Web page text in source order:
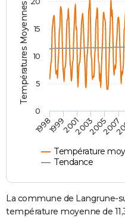
Destinations
City break
Voyage nature
Voyage de noces
Forum
Climat
PHOTO
GUIDES D'ACHAT
BONS PLANS
CARTE DE VOEUX
Carte de Noël
Carte Bonne année
Carte Saint-Valentin
Carte Pâques
Carte d'anniversaire
DICTIONNAIRE
Dictionnaire
Biographies
Citations
Expressions
Proverbes
PROGRAMME TV
COPAINS D'AVANT
S'inscrire
Se connecter
Lycées
Collèges
Primaires
Universités
Entreprises
Service militaire
Avis de recherche
AVIS DE DÉCÈS
FORUM
Températures Moyennes ( °C )
Température
Tendance
199819992001200320052007
0
5
10
15
La commune de Langrune-
température moyenne de